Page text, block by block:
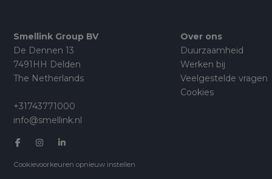
Smellink Group BV
De Dennen 13
7491HH Delden
The Netherlands
+31743771000
info@smellink.nl
Cookievoorkeuren opnieuw instellen
Over ons
Duurzaamheid
Werken bij
Veelgestelde vragen
Cookies